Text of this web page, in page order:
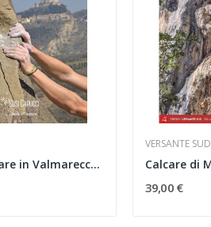
Arrampicare in Valmarecchia
VERSANTE SUD
39,00 €